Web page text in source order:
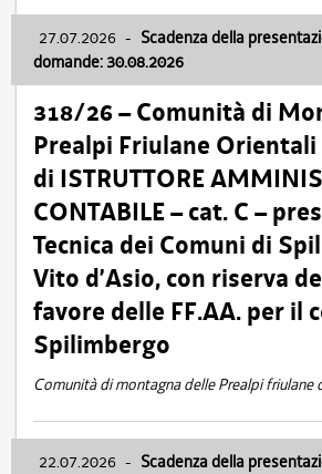
27.07.2026 - Scadenza della
domande: 30.08.2026
318/26 – Comunità di
Prealpi Friulane Orientali
di ISTRUTTORE
CONTABILE – cat. C –
Tecnica dei Comuni di
Vito d’Asio, con riserva
favore delle FF.AA. per il
Spilimbergo
Comunità di montagna delle Prealpi friulane
22.07.2026 - Scadenza della